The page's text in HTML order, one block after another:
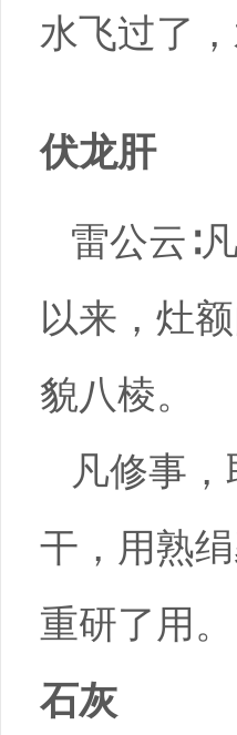
水飞过了
伏龙肝
雷公云∶
以来，灶
貌八棱。
凡修事
干，用熟
重研了用。
石灰